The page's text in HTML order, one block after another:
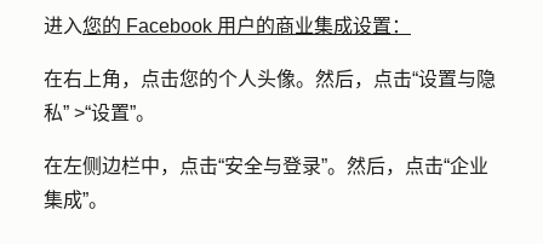
进入您的 Facebook 用户的商业集成设置：
在右上角，点击您的个人头像。然后，点击“设置与隐
私” >“设置”。
在左侧边栏中，点击“安全与登录”。然后，点击“企业
集成”。